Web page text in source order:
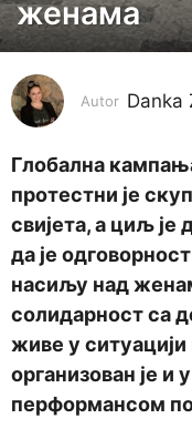
g
o
i
n
e
p
r
i
j
e
4
g
o
женама
Autor Danka
Глобална
протестни је
свијета, а циљ је
да је
насиљу над
солидарност са
живе у
организован је и
перформансом